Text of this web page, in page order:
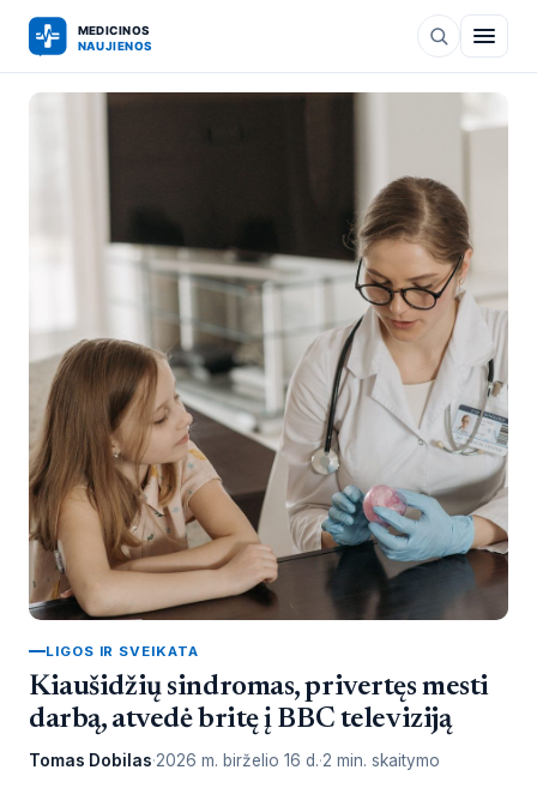
LIGOS IR SVEIKATA
Kiaušidžių sindromas, privertęs mesti
darbą, atvedė britę į BBC televiziją
Tomas Dobilas 2026 m. birželio 16 d. 2 min. skaitymo